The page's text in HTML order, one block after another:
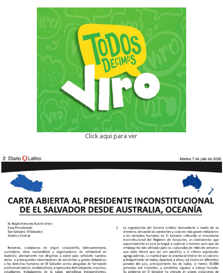
Click aqui para ver